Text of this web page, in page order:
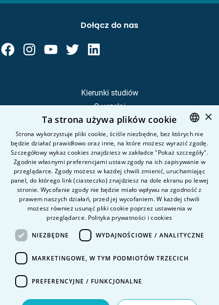
Kierunki studiów
O uczelni
Kandydat
Student
Nauka i badania
Intranet
Pytania i odpowiedzi
Kontakt
Kariera na uczelni
Dane Osobowe
Dołącz do nas
POLISH
ENGLISH
×
Ta strona używa plików cookie
Strona wykorzystuje pliki cookie, ściśle niezbędne, bez których nie
będzie działać prawidłowo oraz inne, na które możesz wyrazić zgodę.
Szczegółowy wykaz cookies znajdziesz w zakładce "Pokaż szczegóły".
Zgodnie własnymi preferencjami ustaw zgody na ich zapisywanie w
przeglądarce. Zgody możesz w każdej chwili zmienić, uruchamiając
panel, do którego link (ciasteczko) znajdziesz na dole ekranu po lewej
stronie. Wycofanie zgody nie będzie miało wpływu na zgodność z
prawem naszych działań, przed jej wycofaniem. W każdej chwili
możesz również usunąć pliki cookie poprzez ustawienia w
przeglądarce. Polityka prywatności i cookies
NIEZBĘDNE WYDAJNOŚCIOWE / ANALITYCZNE
MARKETINGOWE, W TYM PODMIOTÓW TRZECICH
PREFERENCYJNE / FUNKCJONALNE